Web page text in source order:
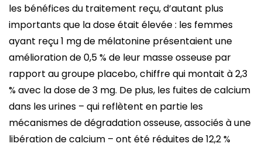
les bénéfices du traitement reçu, d’autant plus
importants que la dose était élevée : les femmes
ayant reçu 1 mg de mélatonine présentaient une
amélioration de 0,5 % de leur masse osseuse par
rapport au groupe placebo, chiffre qui montait à 2,3
% avec la dose de 3 mg. De plus, les fuites de calcium
dans les urines – qui reflètent en partie les
mécanismes de dégradation osseuse, associés à une
libération de calcium – ont été réduites de 12,2 %